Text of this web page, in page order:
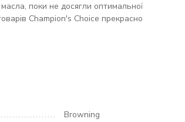
поки не досягли оптимальної
Champion's Choice прекрасно
Browning